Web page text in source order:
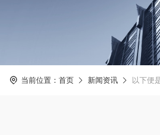
当前位置： 首页 新闻资讯 以下便